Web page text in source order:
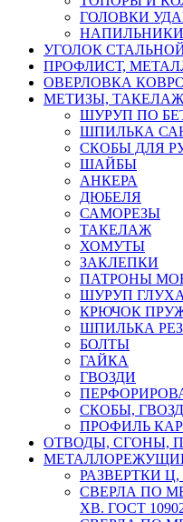
ГОЛОВКИ
НАПИЛЬНИКИ
УГОЛОК
ПРОФЛИСТ,
ОВЕРЛОВКА
МЕТИЗЫ,
ШУРУП ПО
ШПИЛЬКА
СКОБЫ ДЛЯ
ШАЙБЫ
АНКЕРА
ДЮБЕЛЯ
САМОРЕЗЫ
ТАКЕЛАЖ
ХОМУТЫ
ЗАКЛЕПКИ
ПАТРОНЫ
ШУРУП
КРЮЧОК
ШПИЛЬКА
БОЛТЫ
ГАЙКА
ГВОЗДИ
СКОБЫ,
ПРОФИЛЬ
ОТВОДЫ, СГОНЫ,
РАЗВЕРТКИ
СВЕРЛА ПО
ХВ. ГОСТ